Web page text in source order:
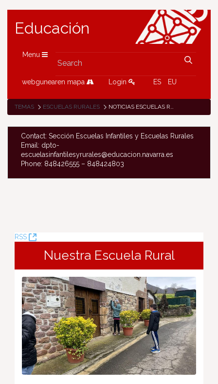
Educación
Menu
webgunearen mapa Login ES EU
TEMAS ESCUELAS RURALES NOTICIAS ESCUELAS RURALES
Contact: Sección Escuelas Infantiles y Escuelas Rurales
Email: dpto-
escuelasinfantilesyrurales@educacion.navarra.es
Phone: 848426555 – 848424803
RSS
(Opens
Window)
Nuestra Escuela Rural